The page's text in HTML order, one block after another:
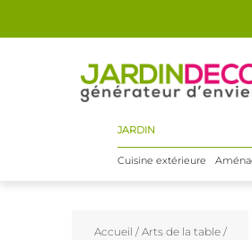
JARDIN
Cuisine extérieure
Accueil / Arts de la table /